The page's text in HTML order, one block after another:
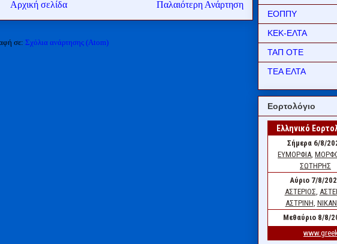
Παλαιότερη Ανάρτηση
Αρχική σελίδα
σε: Σχόλια ανάρτησης (Atom)
ΕΟΠΠΥ
ΚΕΚ-ΕΛΤΑ
ΤΑΠ ΟΤΕ
ΤΕΑ ΕΛΤΑ
Εορτολόγιο